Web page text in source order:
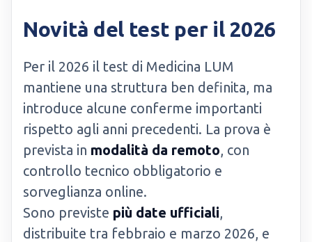
Novità del test per il 2026
Per il 2026 il test di Medicina LUM
mantiene una struttura ben definita, ma
introduce alcune conferme importanti
rispetto agli anni precedenti. La prova è
prevista in modalità da remoto, con
controllo tecnico obbligatorio e
sorveglianza online.
Sono previste più date ufficiali,
distribuite tra febbraio e marzo 2026, e